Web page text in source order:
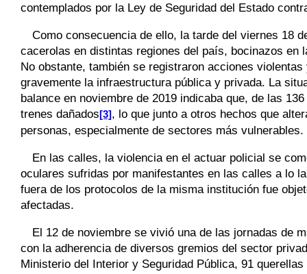
contemplados por la Ley de Seguridad del Estado
Como consecuencia de ello, la tarde del viernes 18
cacerolas en distintas regiones del país, bocinazos
No obstante, también se registraron acciones
gravemente la infraestructura pública y privada. La
balance en noviembre de 2019 indicaba que, de las
trenes dañados[3], lo que junto a otros hechos que
personas, especialmente de sectores más vulnerables.
En las calles, la violencia en el actuar policial se
oculares sufridas por manifestantes en las calles a lo
fuera de los protocolos de la misma institución fue
afectadas.
El 12 de noviembre se vivió una de las jornadas de
con la adherencia de diversos gremios del sector
Ministerio del Interior y Seguridad Pública, 91